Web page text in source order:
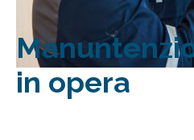
in opera